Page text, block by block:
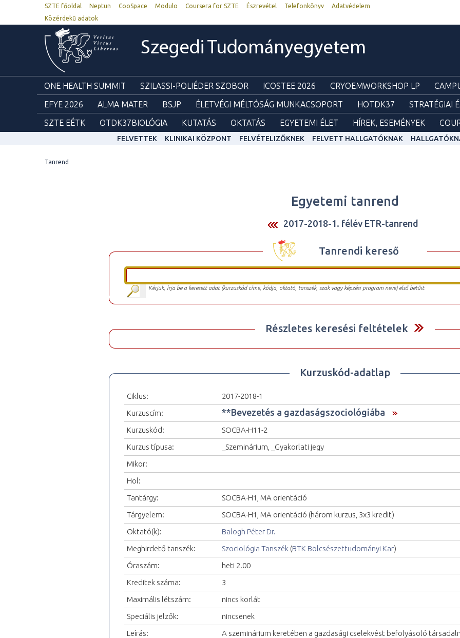
SZTE főoldal Neptun CooSpace Modulo Coursera for SZTE Észrevétel Telefonkönyv
Adatvédelem
Közérdekű adatok
Szegedi Tudományegyetem
ONE HEALTH SUMMIT SZILASSI-POLIÉDER SZOBOR ICOSTEE 2026 CRYOEMWORKSHOP LP
EFYE 2026
ALMA MATER BSJP ÉLETVÉGI MÉLTÓSÁG MUNKACSOPORT HOTDK37 STRATÉGIAI
SZTE EÉTK
OTDK37BIOLÓGIA KUTATÁS OKTATÁS EGYETEMI ÉLET HÍREK, ESEMÉNYEK
FELVETTEK KLINIKAI KÖZPONT FELVÉTELIZŐKNEK FELVETT HALLGATÓKNAK
Tanrend
Egyetemi tanrend
2017-2018-1. félév ETR-tanrend
Tanrendi kereső
Kérjük, írja be a keresett adat (kurzuskód címe, kódja, oktató, tanszék, szak vagy képzési program neve) első betűit.
Részletes keresési feltételek
Kurzuskód-adatlap
Ciklus:
2017-2018-1
Kurzuscím:
**Bevezetés a gazdaságszociológiába
Kurzuskód:
SOCBA-H11-2
Kurzus típusa:
_Szeminárium, _Gyakorlati jegy
Mikor:
Hol:
Tantárgy:
SOCBA-H1, MA orientáció
Tárgyelem:
SOCBA-H1, MA orientáció (három kurzus, 3x3 kredit)
Oktató(k):
Balogh Péter Dr.
Meghirdető tanszék:
Szociológia Tanszék (BTK Bölcsészettudományi Kar)
Óraszám:
heti 2.00
Kreditek száma:
3
Maximális létszám:
nincs korlát
Speciális jelzők:
nincsenek
Leírás:
A szeminárium keretében a gazdasági cselekvést befolyásoló